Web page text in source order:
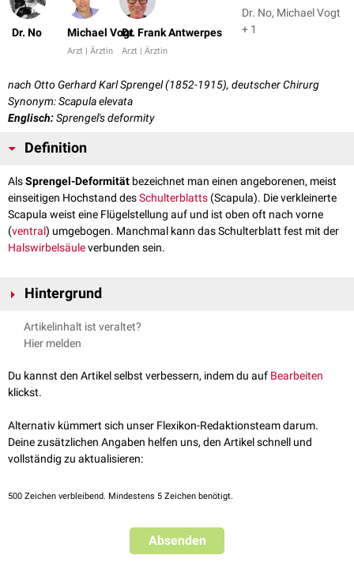
Dr. No Michael Vogt
Arzt | Ärztin
Dr. Frank Antwerpes
Arzt | Ärztin
Dr. No, Michael Vogt
+ 1
nach Otto Gerhard Karl Sprengel (1852-1915), deutscher Chirurg
Synonym: Scapula elevata
Englisch:Sprengel's deformity
Definition
AlsSprengel-Deformität bezeichnet man einen angeborenen, meist
einseitigen Hochstand desSchulterblatts (Scapula). Die verkleinerte
Scapula weist eine Flügelstellung auf und ist oben oft nach vorne
(ventral) umgebogen. Manchmal kann das Schulterblatt fest mit der
Halswirbelsäuleverbunden sein.
Hintergrund
Bei der Sprengel-Deformität sind auch eine
Anomalien der
scheinbare Halsverkürzung und eine Kopfbeugehaltung, sowie eine
Innenrotation des Armes (mit Elevationshemmung) bestehen. Die
Funktionsbeeinträchtigung nach sich und wird in der Regel nur aus
kosmetischen Gründen operativ korrigiert.
Artikelinhalt ist veraltet?
Hier melden
Du kannst den Artikel selbst verbessern, indem du auf Bearbeiten
klickst.
Alternativ kümmert sich unser Flexikon-Redaktionsteam darum.
Deine zusätzlichen Angaben helfen uns, den Artikel schnell und
vollständig zu aktualisieren:
500 Zeichen verbleibend. Mindestens 5 Zeichen benötigt.
Absenden